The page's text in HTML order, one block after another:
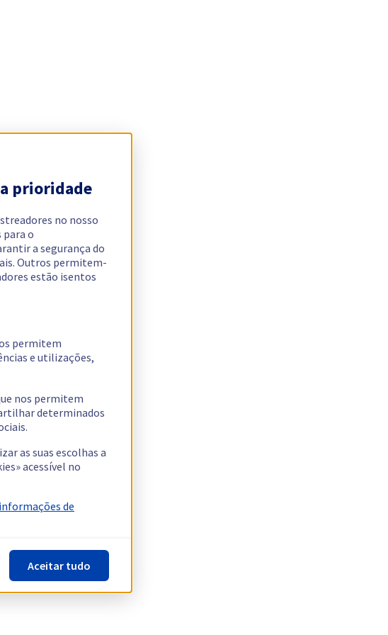
prioridade
no nosso
o
a segurança do
Outros permitem-
estão isentos
permitem
e utilizações,
nos permitem
determinados
as suas escolhas a
acessível no
de
Aceitar tudo